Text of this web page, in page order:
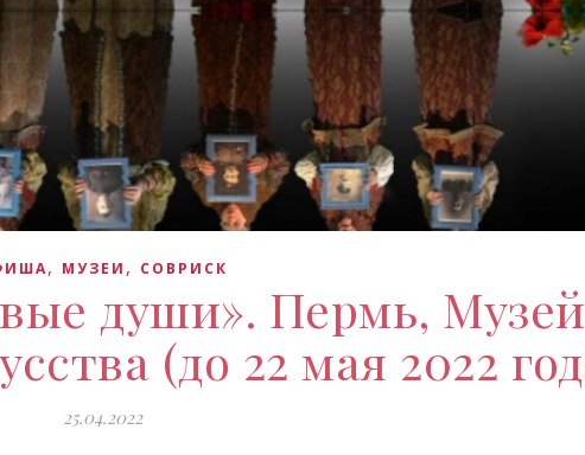
, МУЗЕИ , СОВРИСК
души». Пермь, Музей
(до 22 мая 2022
25.04.2022